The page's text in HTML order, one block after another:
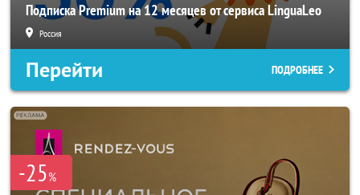
Подписка Premium на 12 месяцев от сервиса LinguaLeo
Россия
Перейти ПОДРОБНЕЕ
-25%